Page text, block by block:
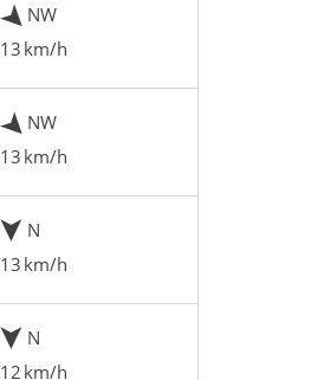
NW
13 km/h
NW
13 km/h
N
13 km/h
N
12 km/h